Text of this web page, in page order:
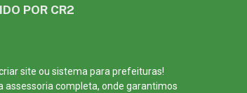
POR CR2
site ou sistema para prefeituras!
assessoria completa, onde garantimos